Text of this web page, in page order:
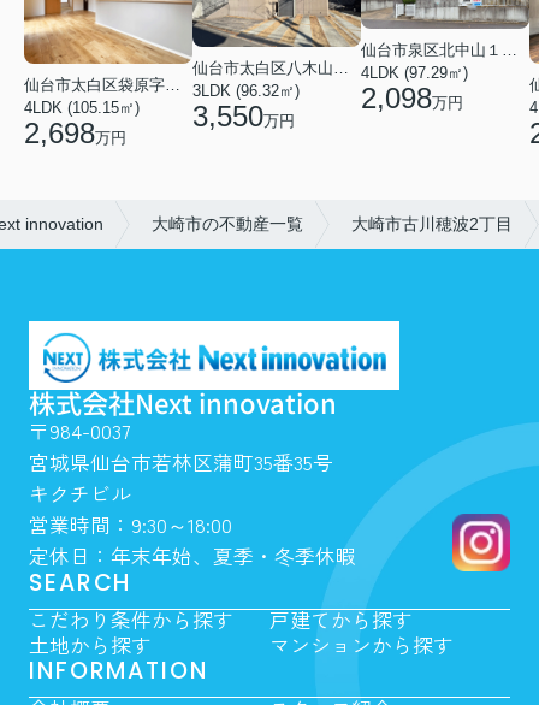
4LDK (105.15㎡)
2,698万円
仙台市太白区八木山南１丁目
3LDK (96.32㎡)
3,550万円
仙台市泉区北中山１丁目
4LDK (97.29㎡)
2,098万円
innovation 大崎市の不動産一覧 大崎市古川穂波2丁目
株式会社Next innovation
〒984-0037
宮城県仙台市若林区蒲町35番35号
キクチビル
営業時間：9:30～18:00
定休日：年末年始、夏季・冬季休暇
SEARCH
こだわり条件から探す
戸建てから探す
土地から探す
マンションから探す
INFORMATION